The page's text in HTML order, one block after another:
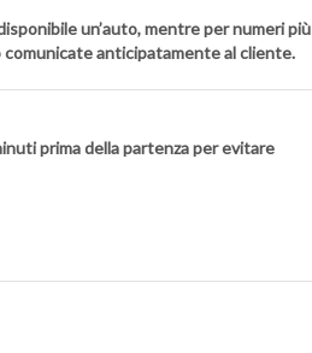
un’auto, mentre per numeri più
comunicate anticipatamente al cliente.
prima della partenza per evitare